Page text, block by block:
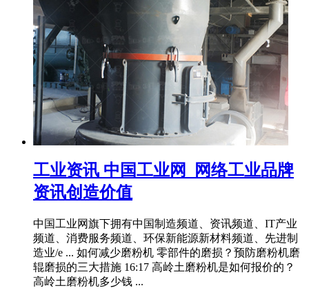
工业资讯 中国工业网_网络工业品牌
资讯创造价值
中国工业网旗下拥有中国制造频道、资讯频道、IT产业
频道、消费服务频道、环保新能源新材料频道、先进制
造业/e ... 如何减少磨粉机 零部件的磨损？预防磨粉机磨
辊磨损的三大措施 16:17 高岭土磨粉机是如何报价的？
高岭土磨粉机多少钱 ...